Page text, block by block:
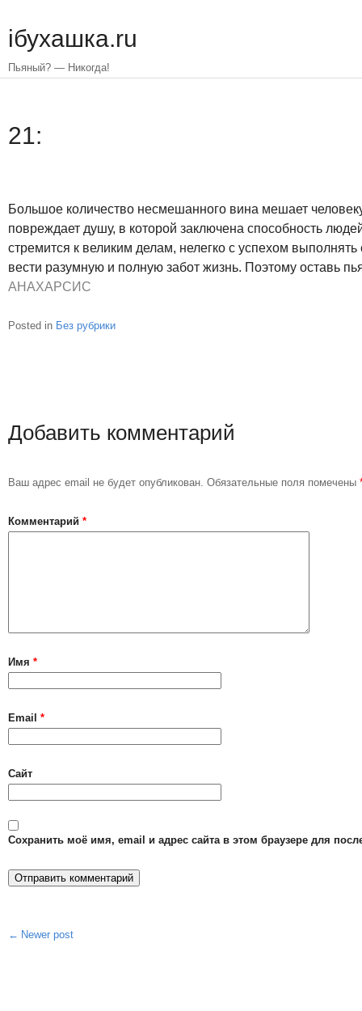
to
main
content
iбухашка.ru
Пьяный? — Никогда!
21:
Большое количество несмешанного вина мешает
повреждает душу, в которой заключена способность
стремится к великим делам, нелегко с успехом
вести разумную и полную забот жизнь. Поэтому оставь
АНАХАРСИС
Posted in Без рубрики
Добавить комментарий
Ваш адрес email не будет опубликован. Обязательные поля помечены
Комментарий *
Имя *
Email *
Сайт
Сохранить моё имя, email и адрес сайта в этом браузере для
Post
Newer post